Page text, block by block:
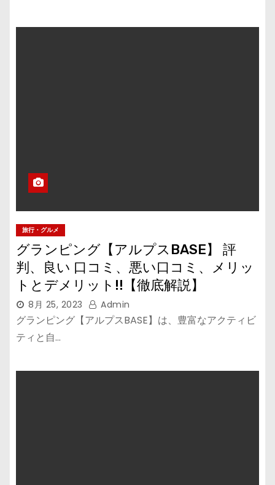
旅行・グルメ
グランピング【アルプスBASE】 評
判、良い 口コミ、悪い口コミ、メリッ
トとデメリット!!【徹底解説】
8月 25, 2023 Admin
グランピング【アルプスBASE】は、豊富なアクティビ
ティと自…